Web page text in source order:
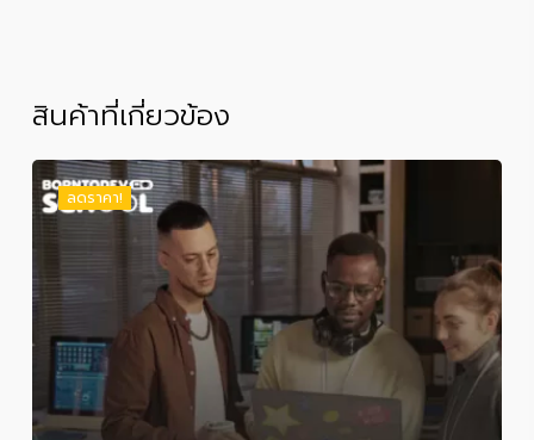
สินค้าที่เกี่ยวข้อง
ลดราคา!